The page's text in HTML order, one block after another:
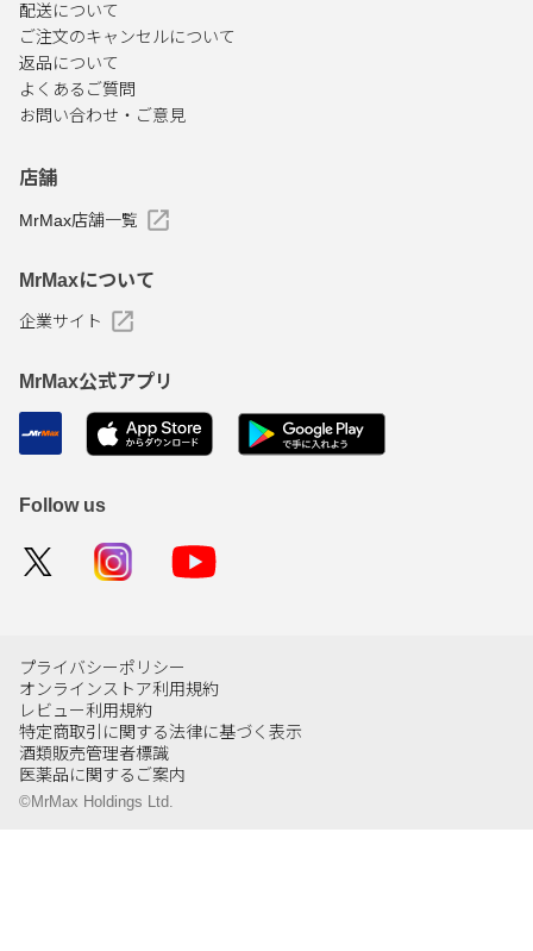
配送について
ご注文のキャンセルについて
返品について
よくあるご質問
お問い合わせ・ご意見
店舗
MrMax店舗一覧
MrMaxについて
企業サイト
MrMax公式アプリ
Follow us
プライバシーポリシー
オンラインストア利用規約
レビュー利用規約
特定商取引に関する法律に基づく表示
酒類販売管理者標識
医薬品に関するご案内
©MrMax Holdings Ltd.